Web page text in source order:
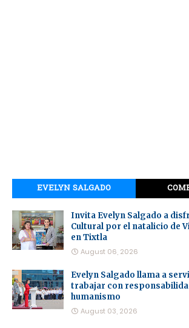
EVELYN SALGADO
Invita Evelyn Salgado a
Cultural por el natalicio de
en Tixtla
August 06, 2026
Evelyn Salgado llama a
trabajar con
humanismo
August 03, 2026